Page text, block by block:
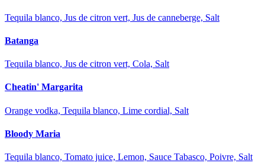
Tequila blanco, Jus de citron vert, Jus de canneberge, Salt
Batanga
Tequila blanco, Jus de citron vert, Cola, Salt
Cheatin' Margarita
Orange vodka, Tequila blanco, Lime cordial, Salt
Bloody Maria
Tequila blanco, Tomato juice, Lemon, Sauce Tabasco, Poivre, Salt